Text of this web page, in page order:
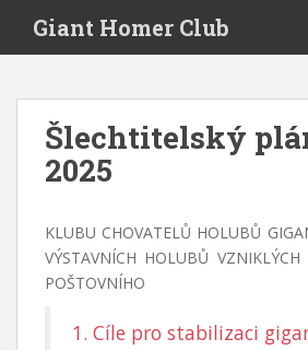
i
Giant Homer Club
Šlechtitelský
2025
KLUBU CHOVATELŮ HOLUBŮ
VÝSTAVNÍCH HOLUBŮ
POŠTOVNÍHO
1. Cíle pro stabilizaci